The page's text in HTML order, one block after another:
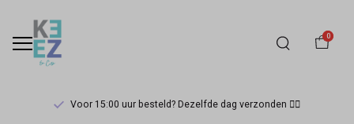
0
Voor 15:00 uur besteld? Dezelfde dag verzonden 🏃‍♀️